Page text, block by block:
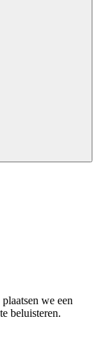
plaatsen we een
beluisteren.